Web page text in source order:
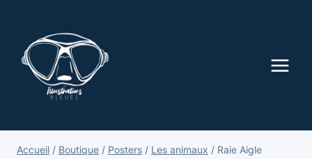
Accueil / Boutique / Posters / Les animaux / Raie Aigle